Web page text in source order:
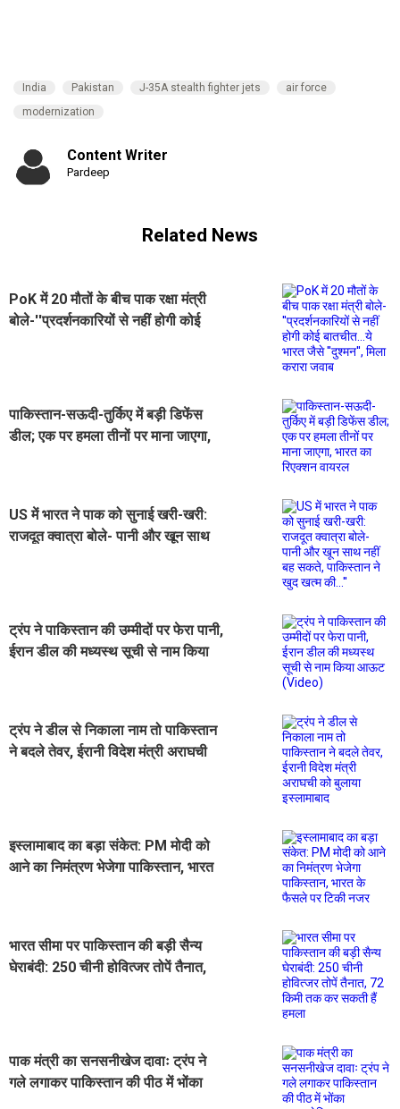
India Pakistan J-35A stealth fighter jets
air force
modernization
Content Writer
Pardeep
Related News
PoK में 20 मौतों के बीच पाक रक्षा मंत्री
बोले-''प्रदर्शनकारियों से नहीं होगी कोई
पाकिस्तान-सऊदी-तुर्किए में बड़ी डिफेंस
डील; एक पर हमला तीनों पर माना जाएगा,
US में भारत ने पाक को सुनाई खरी-खरी:
राजदूत क्वात्रा बोले- पानी और खून साथ
ट्रंप ने पाकिस्तान की उम्मीदों पर फेरा पानी,
ईरान डील की मध्यस्थ सूची से नाम किया
ट्रंप ने डील से निकाला नाम तो पाकिस्तान
ने बदले तेवर, ईरानी विदेश मंत्री अराघची
इस्लामाबाद का बड़ा संकेत: PM मोदी को
आने का निमंत्रण भेजेगा पाकिस्तान, भारत
भारत सीमा पर पाकिस्तान की बड़ी सैन्य
घेराबंदी: 250 चीनी होवित्जर तोपें तैनात,
पाक मंत्री का सनसनीखेज दावाः ट्रंप ने
गले लगाकर पाकिस्तान की पीठ में भोंका